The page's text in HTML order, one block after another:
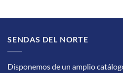
SENDAS DEL NORTE
Disponemos de un amplio